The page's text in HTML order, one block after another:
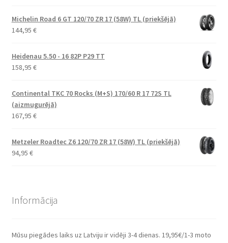
Michelin Road 6 GT 120/70 ZR 17 (58W) TL (priekšējā)
144,95 €
Heidenau 5.50 - 16 82P P29 TT
158,95 €
Continental TKC 70 Rocks (M+S) 170/60 R 17 72S TL
(aizmugurējā)
167,95 €
Metzeler Roadtec Z6 120/70 ZR 17 (58W) TL (priekšējā)
94,95 €
Informācija
Mūsu piegādes laiks uz Latviju ir vidēji 3-4 dienas. 19,95€/1-3 moto